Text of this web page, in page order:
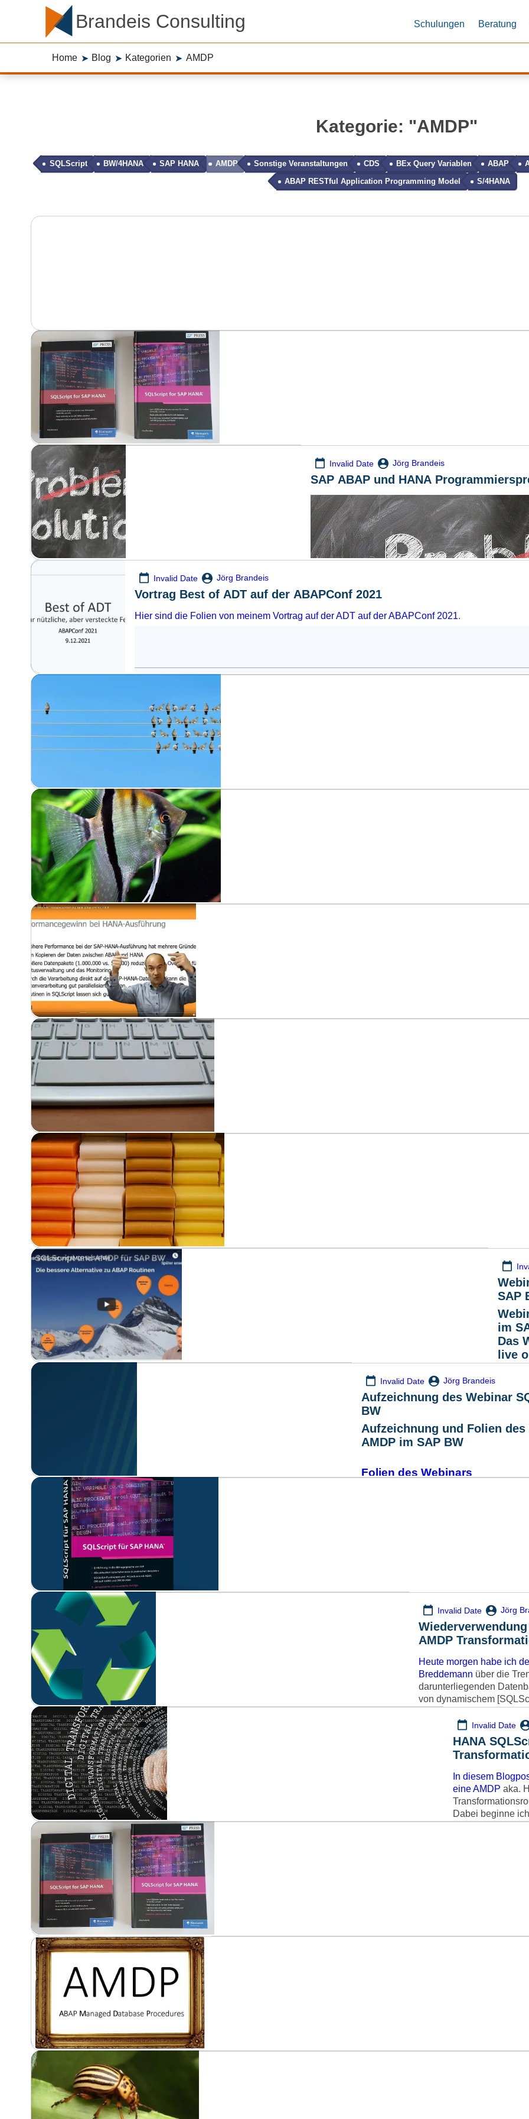
Brandeis Consulting Schulungen Beratung
Home ➤ Blog ➤ Kategorien ➤ AMDP
Kategorie: "AMDP"
SQLScript BW/4HANA SAP HANA AMDP Sonstige Veranstaltungen CDS BEx Query Variablen ABAP
ABAP RESTful Application Programming Model
S/4HANA
Invalid Date Jörg Brandeis
SAP ABAP und HANA
In der Sprechstunde lösen wir gemeinsam
Wir haben jetzt wieder regelmäßige
Invalid Date Jörg Brandeis
Vortrag Best of ADT auf der ABAPConf 2021
Hier sind die Folien von meinem Vortrag auf der ADT auf derABAPConf 2021.
Anmerkung zu den Folien
SAP
im
Das
live
die
Invalid Date Jörg Brandeis
Aufzeichnung des Webinar
BW
Aufzeichnung und Folien
AMDP im SAP BW
Folien des Webinars
Aufzeichnung des Webinars
Nachträgliche Aufzeichnung des
Invalid Date Jörg
Wiederverwendung von
AMDP
Heute morgen habe ich
Breddemann über die
darunterliegenden
von dynamischem
Invalid Date
HANA
In diesem
eineAMDP aka.
Dabei beginne